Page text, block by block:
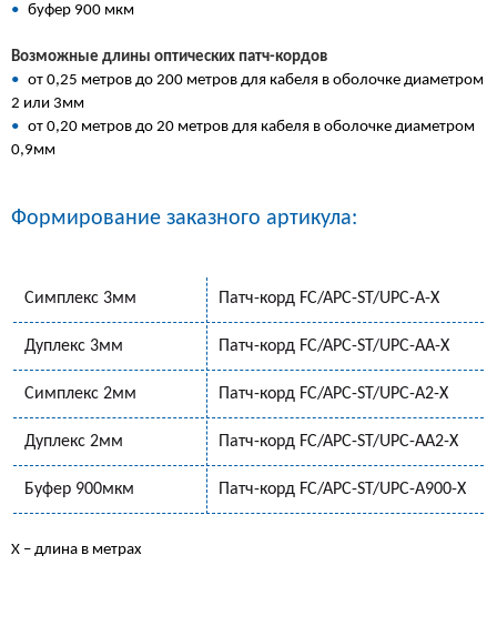
• буфер 900 мкм
Возможные длины оптических патч-кордов
• от 0,25 метров до 200 метров для кабеля в оболочке диаметром
2 или 3мм
• от 0,20 метров до 20 метров для кабеля в оболочке диаметром
0,9мм
Формирование заказного артикула:
Симплекс 3мм Патч-корд FC/APC-ST/UPC-A-Х
Дуплекс 3мм Патч-корд FC/APC-ST/UPC-AA-X
Симплекс 2мм Патч-корд FC/APC-ST/UPC-A2-Х
Дуплекс 2мм Патч-корд FC/APC-ST/UPC-AA2-Х
Буфер 900мкм Патч-корд FC/APC-ST/UPC-A900-Х
Х – длина в метрах